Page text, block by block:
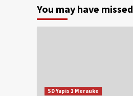
You may have missed
SD Yapis 1 Merauke